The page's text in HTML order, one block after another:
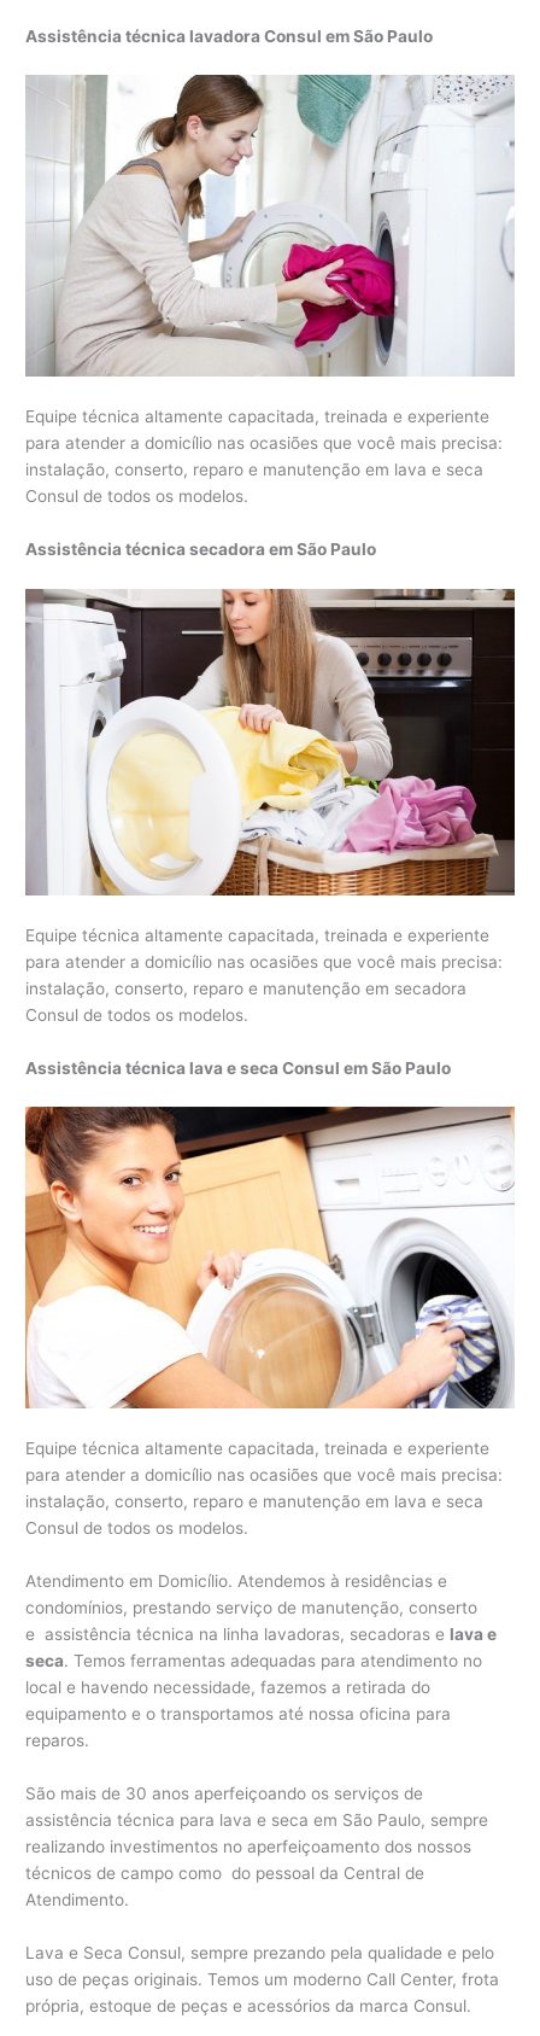
Assistência técnica lavadora Consul em São Paulo
Equipe técnica altamente capacitada, treinada e experiente
para atender a domicílio nas ocasiões que você mais precisa:
instalação, conserto, reparo e manutenção em lava e seca
Consul de todos os modelos.
Assistência técnica secadora em São Paulo
Equipe técnica altamente capacitada, treinada e experiente
para atender a domicílio nas ocasiões que você mais precisa:
instalação, conserto, reparo e manutenção em secadora
Consul de todos os modelos.
Assistência técnica lava e seca Consul em São Paulo
Equipe técnica altamente capacitada, treinada e experiente
para atender a domicílio nas ocasiões que você mais precisa:
instalação, conserto, reparo e manutenção em lava e seca
Consul de todos os modelos.
Atendimento em Domicílio. Atendemos à residências e
condomínios, prestando serviço de manutenção, conserto
e assistência técnica na linha lavadoras, secadoras e lava e
seca. Temos ferramentas adequadas para atendimento no
local e havendo necessidade, fazemos a retirada do
equipamento e o transportamos até nossa oficina para
reparos.
São mais de 30 anos aperfeiçoando os serviços de
assistência técnica para lava e seca em São Paulo, sempre
realizando investimentos no aperfeiçoamento dos nossos
técnicos de campo como do pessoal da Central de
Atendimento.
Lava e Seca Consul, sempre prezando pela qualidade e pelo
uso de peças originais. Temos um moderno Call Center, frota
própria, estoque de peças e acessórios da marca Consul.